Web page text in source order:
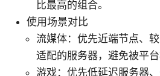
比最高的组合。
使用场景对比
流媒体：优先近端节点、
适配的服务器，避免被平
游戏：优先低延迟服务器